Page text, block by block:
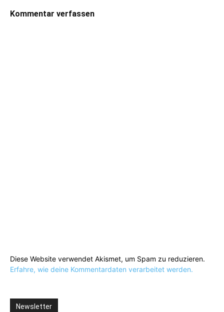
Kommentar verfassen
Diese Website verwendet Akismet, um Spam zu reduzieren.
Erfahre, wie deine Kommentardaten verarbeitet werden.
Newsletter